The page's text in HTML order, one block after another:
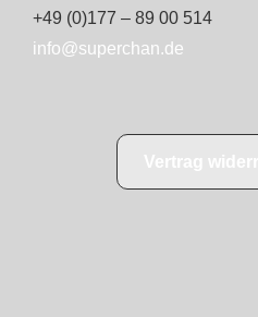
+49 (0)177 – 89 00 514
info@superchan.de